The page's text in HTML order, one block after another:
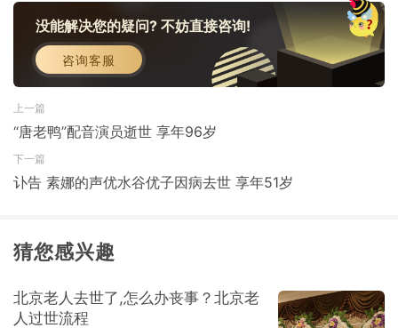
没能解决您的疑问? 不妨直接咨询!
咨询客服
上一篇
“唐老鸭”配音演员逝世 享年96岁
下一篇
讣告 素娜的声优水谷优子因病去世 享年51岁
猜您感兴趣
北京老人去世了,怎么办丧事？北京老
人过世流程